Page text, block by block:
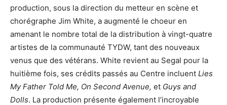
production, sous la direction du metteur en scène et
chorégraphe Jim White, a augmenté le choeur en
amenant le nombre total de la distribution à vingt-quatre
artistes de la communauté TYDW, tant des nouveaux
venus que des vétérans. White revient au Segal pour la
huitième fois, ses crédits passés au Centre incluent Lies
My Father Told Me, On Second Avenue, et Guys and
Dolls. La production présente également l’incroyable